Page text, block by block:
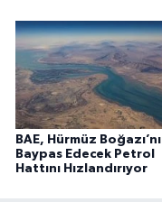
BAE, Hürmüz Boğazı’nı
Baypas Edecek Petrol
Hattını Hızlandırıyor